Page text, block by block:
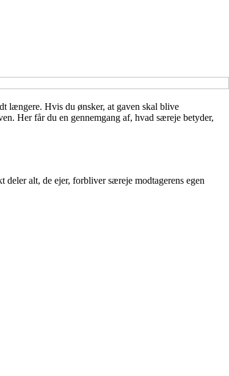
længere. Hvis du ønsker, at gaven skal blive
Her får du en gennemgang af, hvad særeje betyder,
alt, de ejer, forbliver særeje modtagerens egen